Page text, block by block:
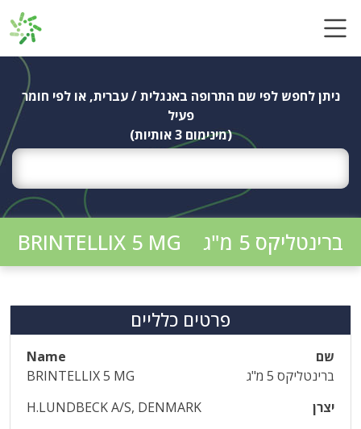
ניתן לחפש לפי שם התרופה באנגלית / עברית, או לפי חומר
פעיל
(מינימום 3 אותיות)
ברינטליקס 5 מ"ג BRINTELLIX 5 MG
פרטים כלליים
שם
Name
ברינטליקס 5 מ"ג
BRINTELLIX 5 MG
יצרן
H.LUNDBECK A/S, DENMARK